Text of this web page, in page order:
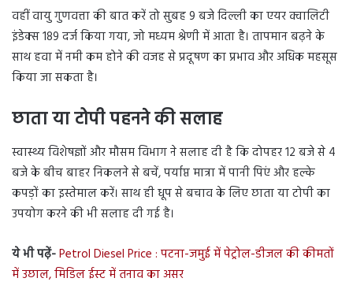
वहीं वायु गुणवत्ता की बात करें तो सुबह 9 बजे दिल्ली का एयर क्वालिटी
इंडेक्स 189 दर्ज किया गया, जो मध्यम श्रेणी में आता है। तापमान बढ़ने के
साथ हवा में नमी कम होने की वजह से प्रदूषण का प्रभाव और अधिक महसूस
किया जा सकता है।
छाता या टोपी पहनने की सलाह
स्वास्थ्य विशेषज्ञों और मौसम विभाग ने सलाह दी है कि दोपहर 12 बजे से 4
बजे के बीच बाहर निकलने से बचें, पर्याप्त मात्रा में पानी पिएं और हल्के
कपड़ों का इस्तेमाल करें। साथ ही धूप से बचाव के लिए छाता या टोपी का
उपयोग करने की भी सलाह दी गई है।
ये भी पढ़ें-Petrol Diesel Price : पटना-जमुई में पेट्रोल-डीजल की कीमतों
में उछाल, मिडिल ईस्ट में तनाव का असर